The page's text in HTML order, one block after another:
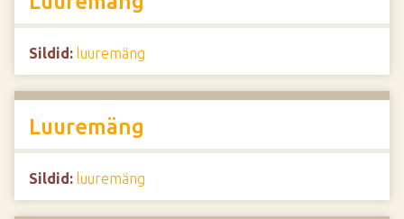
Sildid: luuremäng
Luuremäng
Sildid: luuremäng